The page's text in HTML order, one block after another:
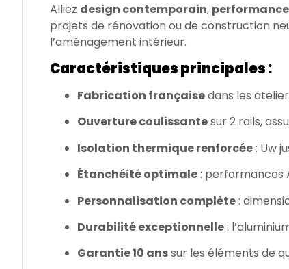
Alliez design contemporain,
projets de rénovation ou de construction
l’aménagement intérieur.​
Caractéristiques principales :
Fabrication françaisedans les
Ouverture coulissantesur 2 rails,
Isolation thermique renforcée: Uw
Étanchéité optimale: performances
Personnalisation complète:
Durabilité exceptionnelle:
Garantie 10 anssur les éléments de